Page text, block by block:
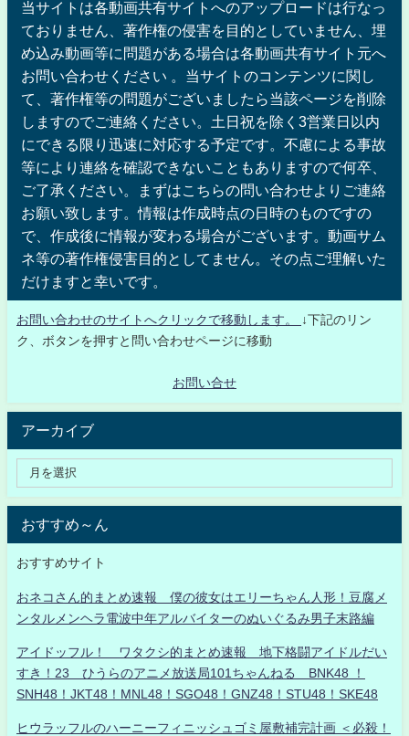
当サイトは各動画共有サイトへのアップロードは行なっ
ておりません、著作権の侵害を目的としていません、埋
め込み動画等に問題がある場合は各動画共有サイト元へ
お問い合わせください 。当サイトのコンテンツに関し
て、著作権等の問題がございましたら当該ページを削除
しますのでご連絡ください。土日祝を除く3営業日以内
にできる限り迅速に対応する予定です。不慮による事故
等により連絡を確認できないこともありますので何卒、
ご了承ください。まずはこちらの問い合わせよりご連絡
お願い致します。情報は作成時点の日時のものですの
で、作成後に情報が変わる場合がございます。動画サム
ネ等の著作権侵害目的としてません。その点ご理解いた
だけますと幸いです。
お問い合わせのサイトへクリックで移動します。
↓下記のリン
ク、ボタンを押すと問い合わせページに移動
お問い合せ
アーカイブ
おすすめ～ん
おすすめサイト
おネコさん的まとめ速報 僕の彼女はエリーちゃん人形！豆腐メ
ンタルメンヘラ電波中年アルバイターのぬいぐるみ男子末路編
アイドッフル！ ワタクシ的まとめ速報 地下格闘アイドルだい
すき！23 ひうらのアニメ放送局101ちゃんねる BNK48 ！
SNH48！JKT48！MNL48！SGO48！GNZ48！STU48！SKE48
ヒウラッフルのハーニーフィニッシュゴミ屋敷補完計画 ＜必殺！